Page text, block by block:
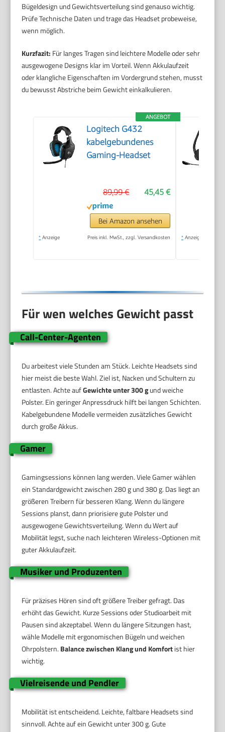
Bügeldesign und Gewichtsverteilung sind genauso wichtig.
Prüfe Technische Daten und trage das Headset probeweise,
wenn möglich.
Kurzfazit: Für langes Tragen sind leichtere Modelle oder sehr
ausgewogene Designs klar im Vorteil. Wenn Akkulaufzeit
oder klangliche Eigenschaften im Vordergrund stehen, musst
du bewusst Abstriche beim Gewicht einkalkulieren.
ANGEBOT
Logitech G432
kabelgebundenes
Gaming-Headset
45,45 €
89,99 €
Bei Amazon ansehen
* Anzeige Preis inkl. MwSt., zzgl. Versandkosten * Anzeige
Für wen welches Gewicht passt
Call-Center-Agenten
Du arbeitest viele Stunden am Stück. Leichte Headsets sind
hier meist die beste Wahl. Ziel ist, Nacken und Schultern zu
entlasten. Achte aufGewichte unter 300 gund weiche
Polster. Ein geringer Anpressdruck hilft bei langen Schichten.
Kabelgebundene Modelle vermeiden zusätzliches Gewicht
durch große Akkus.
Gamer
Gamingsessions können lang werden. Viele Gamer wählen
ein Standardgewicht zwischen 280 g und 380 g. Das liegt an
größeren Treibern für besseren Klang. Wenn du längere
Sessions planst, dann priorisiere gute Polster und
ausgewogene Gewichtsverteilung. Wenn du Wert auf
Mobilität legst, suche nach leichteren Wireless-Optionen mit
guter Akkulaufzeit.
Musiker und Produzenten
Für präzises Hören sind oft größere Treiber gefragt. Das
erhöht das Gewicht. Kurze Sessions oder Studioarbeit mit
Pausen sind akzeptabel. Wenn du längere Sitzungen hast,
wähle Modelle mit ergonomischen Bügeln und weichen
Ohrpolstern. Balance zwischen Klang und Komfortist hier
wichtig.
Vielreisende und Pendler
Mobilität ist entscheidend. Leichte, faltbare Headsets sind
sinnvoll. Achte auf ein Gewicht unter 300 g. Gute